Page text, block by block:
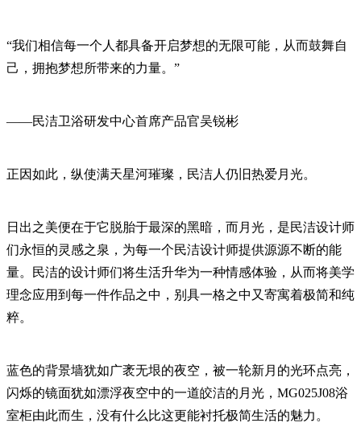
“我们相信每一个人都具备开启梦想的无限可能，从而鼓舞自
己，拥抱梦想所带来的力量。”
——民洁卫浴研发中心首席产品官吴锐彬
正因如此，纵使满天星河璀璨，民洁人仍旧热爱月光。
日出之美便在于它脱胎于最深的黑暗，而月光，是民洁设计师
们永恒的灵感之泉，为每一个民洁设计师提供源源不断的能
量。民洁的设计师们将生活升华为一种情感体验，从而将美学
理念应用到每一件作品之中，别具一格之中又寄寓着极简和纯
粹。
蓝色的背景墙犹如广袤无垠的夜空，被一轮新月的光环点亮，
闪烁的镜面犹如漂浮夜空中的一道皎洁的月光，MG025J08浴
室柜由此而生，没有什么比这更能衬托极简生活的魅力。